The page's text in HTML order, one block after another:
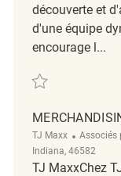
découverte et
d'une équipe
encourage l...
Sauvegarder
TJ Maxx Catégorie
Associés
Indiana, 46582
TJ MaxxChez